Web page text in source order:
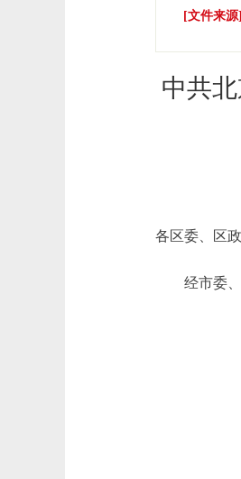
[文件来源]
中共
各区委、区
经市委、市